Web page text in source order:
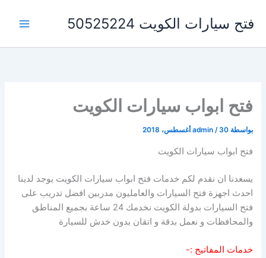
المحتوى
فتح سيارات الكويت 50525224
فتح ابواب سيارات الكويت
بواسطة admin /30 أغسطس، 2018
فتح ابواب سيارات الكويت
يسعدنا ان نقدم لكم خدمات فتح ابواب سيارات الكويت يوجد لدينا
احدث اجهزة فتح السيارات والعامليون مدربين افضل تدريب على
فتح السيارات بدولة الكويت نخدمك 24 ساعة بجميع المناطق
والمحافظات و نعمل بدقة و اتقان بدون خدش للسيارة
خدمات المفاتيح :-